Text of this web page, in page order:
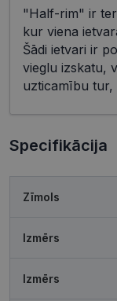
"Half-rim" ir
kur viena
Šādi ietvari ir
vieglu izskatu,
uzticamību tur,
Specifikācija
Zīmols
Izmērs
Izmērs